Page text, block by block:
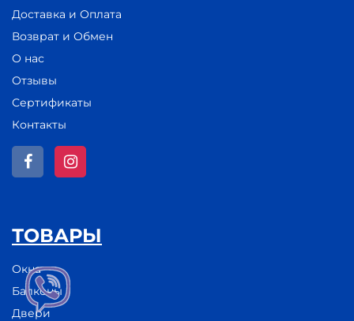
Доставка и Оплата
Возврат и Обмен
О нас
Отзывы
Сертификаты
Контакты
ТОВАРЫ
Окна
Балконы
Двери